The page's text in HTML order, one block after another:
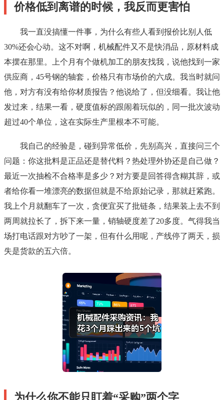
价格低到离谱的时候，我反而更害怕
我一直没搞懂一件事，为什么有些人看到报价比别人低
30%还会心动。这不对啊，机械配件又不是快消品，原材料成
本摆在那里。上个月有个做机加工的朋友找我，说他找到一家
供应商，45号钢的轴套，价格只有市场价的六成。我当时就问
他，对方有没有给你材质报告？他说给了，但没细看。我让他
发过来，结果一看，硬度值标的跟闹着玩似的，同一批次波动
超过40个单位，这在实际生产里根本不可能。
我自己的经验是，碰到异常低价，先别高兴，直接问三个
问题：你这批料是正品还是替代料？热处理外协还是自己做？
最近一次抽检不合格率是多少？对方要是回答得含糊其辞，或
者给你看一堆漂亮的数据但就是不给原始记录，那就赶紧跑。
我上个月就翻车了一次，贪便宜买了批链条，结果装上去不到
两周就拉长了，拆下来一量，销轴硬度差了20多度。气得我当
场打电话跟对方吵了一架，但有什么用呢，产线停了两天，损
失是货款的五六倍。
为什么你不能只盯着“采购”两个字